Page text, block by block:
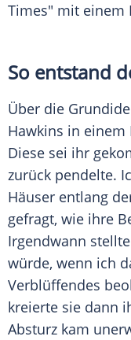
Times" mit einem
So entstand
Über die
Hawkins in einem
Diese sei ihr
zurück pendelte.
Häuser entlang
gefragt, wie ihre
Irgendwann
würde, wenn ich
Verblüffendes
kreierte sie dann
Absturz kam